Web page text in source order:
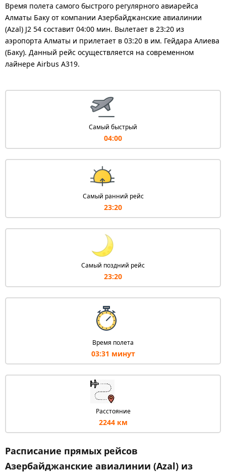
Время полета самого быстрого регулярного авиарейса
Алматы Баку от компании Азербайджанские авиалинии
(Azal) J2 54 составит 04:00 мин. Вылетает в 23:20 из
аэропорта Алматы и прилетает в 03:20 в им. Гейдара Алиева
(Баку). Данный рейс осуществляется на современном
лайнере Airbus A319.
Самый быстрый
04:00
Самый ранний рейс
23:20
Самый поздний рейс
23:20
Время полета
03:31 минут
Расстояние
2244 км
Расписание прямых рейсов
Азербайджанские авиалинии (Azal) из